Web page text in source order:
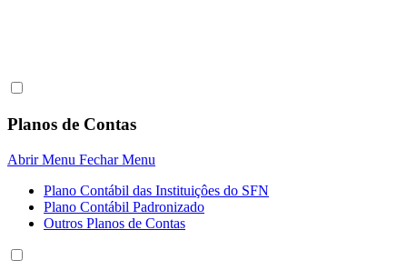
Planos de Contas
Abrir Menu Fechar Menu
Plano Contábil das Instituiçôes do SFN
Plano Contábil Padronizado
Outros Planos de Contas